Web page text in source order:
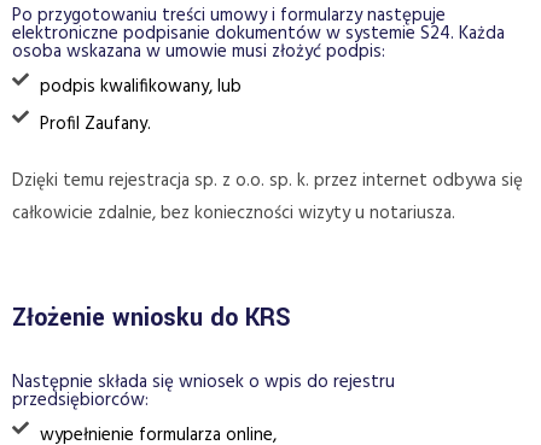
Po przygotowaniu treści umowy i formularzy następuje
elektroniczne podpisanie dokumentów w systemie S24. Każda
osoba wskazana w umowie musi złożyć podpis:
podpis kwalifikowany, lub
Profil Zaufany.
Dzięki temu rejestracja sp. z o.o. sp. k. przez internet odbywa się
całkowicie zdalnie, bez konieczności wizyty u notariusza.
Złożenie wniosku do KRS
Następnie składa się wniosek o wpis do rejestru
przedsiębiorców:
wypełnienie formularza online,